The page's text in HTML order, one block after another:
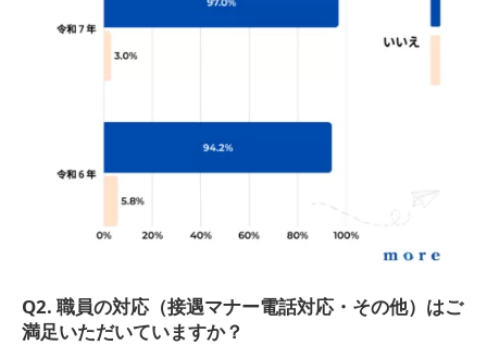
Q2. 職員の対応（接遇マナー電話対応・その他）はご
満足いただいていますか？